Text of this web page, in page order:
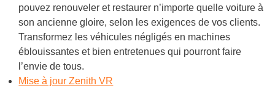
pouvez renouveler et restaurer n’importe quelle voiture à
son ancienne gloire, selon les exigences de vos clients.
Transformez les véhicules négligés en machines
éblouissantes et bien entretenues qui pourront faire
l’envie de tous.
Mise à jour Zenith VR